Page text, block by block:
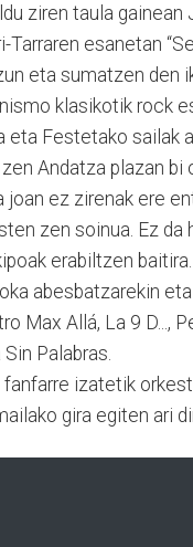
ziren taula
Tarraren esanetan
eta sumatzen den
klasikotik rock
eta Festetako sailak
Andatza plazan
joan ez zirenak ere
zen soinua. Ez
erabiltzen baitira.
abesbatzarekin
Max Allá, La 9 D...,
Palabras.
izatetik
gira egiten ari